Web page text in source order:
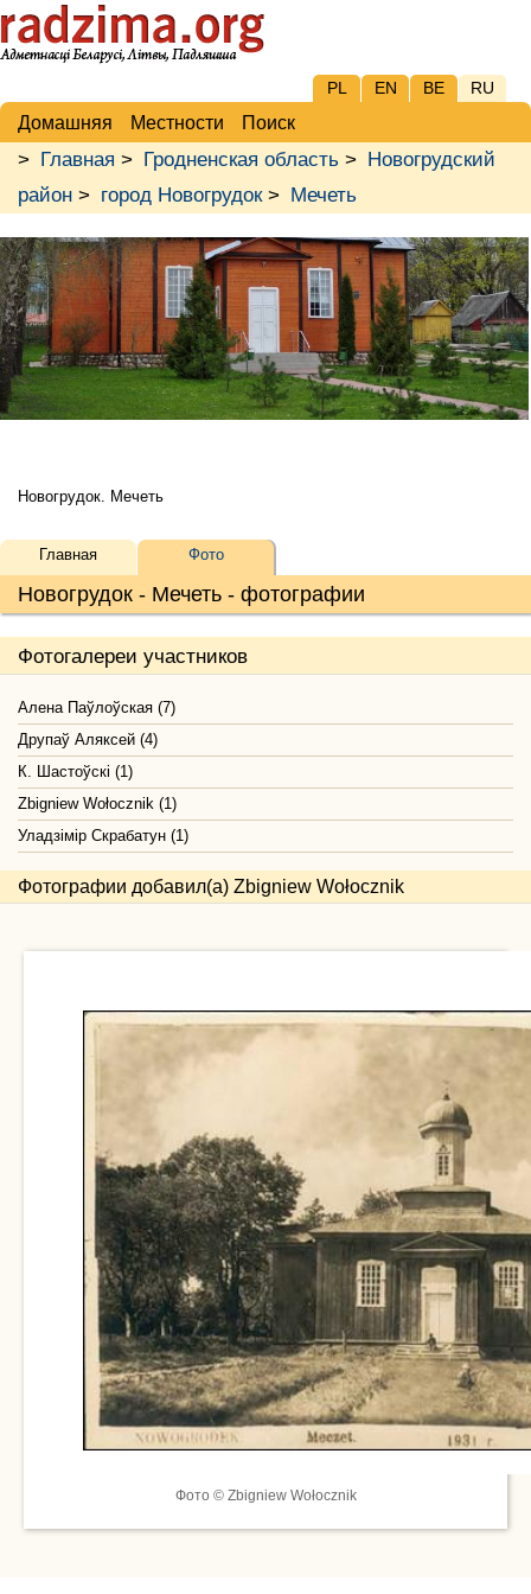
PL EN BE RU
Домашняя Местности Поиск
> Главная > Гродненская область > Новогрудский
район > город Новогрудок> Мечеть
Новогрудок. Мечеть
Новогрудок - Мечеть - фотографии
Главная Фото
Фотогалереи участников
Алена Паўлоўская (7)
Друпаў Аляксей (4)
К. Шастоўскі (1)
Zbigniew Wołocznik (1)
Уладзімір Скрабатун (1)
Фотографии добавил(а) Zbigniew Wołocznik
Фото © Zbigniew Wołocznik